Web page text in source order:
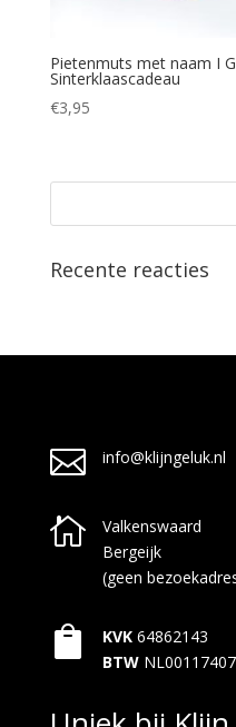
Pietenmuts met naam I
Sinterklaascadeau
€3,95
Recente reacties
 info@klijngeluk.nl

Valkenswaard
Bergeijk
(geen
 KVK 64862143
BTW